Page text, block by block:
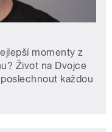
momenty z
Život na Dvojce
každou